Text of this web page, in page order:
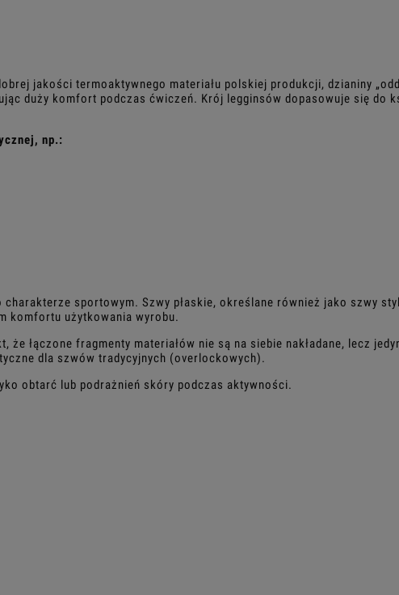
jakości termoaktywnego materiału polskiej produkcji, dzianiny
duży komfort podczas ćwiczeń. Krój legginsów dopasowuje się do
np.:
sportowym. Szwy płaskie, określane również jako szwy
komfortu użytkowania wyrobu.
łączone fragmenty materiałów nie są na siebie nakładane, lecz
dla szwów tradycyjnych (overlockowych).
obtarć lub podrażnień skóry podczas aktywności.